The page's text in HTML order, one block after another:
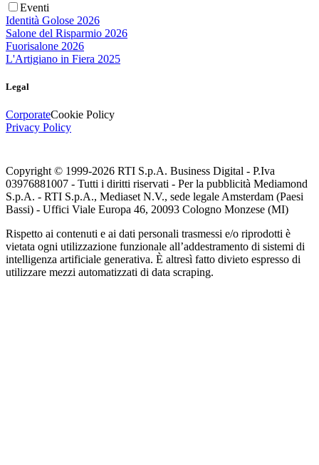
Eventi
Identità Golose 2026
Salone del Risparmio 2026
Fuorisalone 2026
L'Artigiano in Fiera 2025
Legal
CorporateCookie Policy
Privacy Policy
Copyright © 1999-2026 RTI S.p.A. Business Digital - P.Iva
03976881007 - Tutti i diritti riservati - Per la pubblicità Mediamond
S.p.A. - RTI S.p.A., Mediaset N.V., sede legale Amsterdam (Paesi
Bassi) - Uffici Viale Europa 46, 20093 Cologno Monzese (MI)
Rispetto ai contenuti e ai dati personali trasmessi e/o riprodotti è
vietata ogni utilizzazione funzionale all’addestramento di sistemi di
intelligenza artificiale generativa. È altresì fatto divieto espresso di
utilizzare mezzi automatizzati di data scraping.